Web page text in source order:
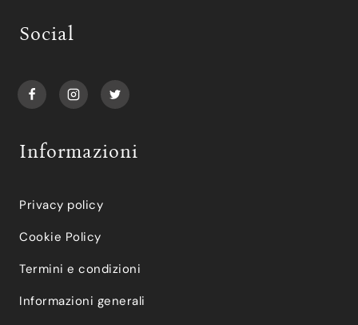
Social
Informazioni
Privacy policy
Cookie Policy
Termini e condizioni
Informazioni generali